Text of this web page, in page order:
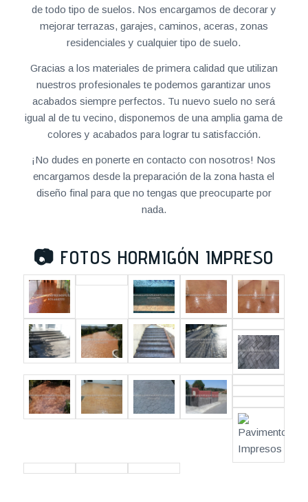
de todo tipo de suelos. Nos encargamos de decorar y
mejorar terrazas, garajes, caminos, aceras, zonas
residenciales y cualquier tipo de suelo.
Gracias a los materiales de primera calidad que utilizan
nuestros profesionales te podemos garantizar unos
acabados siempre perfectos. Tu nuevo suelo no será
igual al de tu vecino, disponemos de una amplia gama de
colores y acabados para lograr tu satisfacción.
¡No dudes en ponerte en contacto con nosotros! Nos
encargamos desde la preparación de la zona hasta el
diseño final para que no tengas que preocuparte por
nada.
📷 FOTOS HORMIGÓN IMPRESO